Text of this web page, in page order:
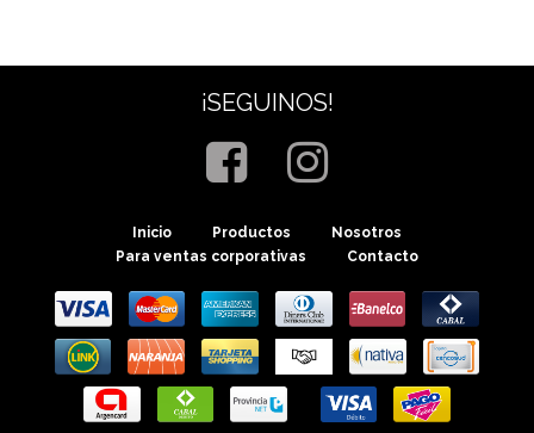
¡SEGUINOS!
Inicio Productos
Nosotros
Para ventas corporativas
Contacto